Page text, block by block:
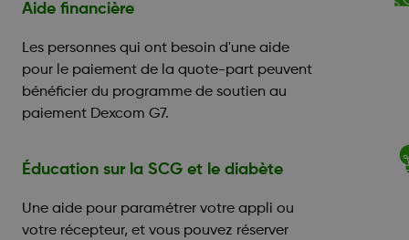
Aide financière
Les personnes qui ont besoin d'une aide
pour le paiement de la quote-part peuvent
bénéficier du programme de soutien au
paiement Dexcom G7.
Éducation sur la SCG et le diabète
Une aide pour paramétrer votre appli ou
votre récepteur, et vous pouvez réserver